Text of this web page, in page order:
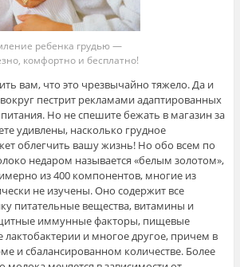
ребенка грудью —
комфортно и бесплатно!
вам, что это чрезвычайно тяжело. Да и
вокруг пестрит рекламами адаптированных
питания. Но не спешите бежать в магазин за
удивлены, насколько грудное
облегчить вашу жизнь! Но обо всем по
недаром называется «белым золотом»,
из 400 компонентов, многие из
не изучены. Оно содержит все
питательные вещества, витамины и
иммунные факторы, пищевые
и многое другое, причем в
и сбалансированном количестве. Более